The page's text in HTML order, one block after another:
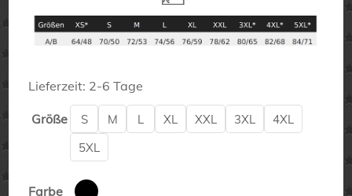
Lieferzeit: 2-6 Tage
Größe S M L XL XXL 3XL
4XL
5XL
Farbe